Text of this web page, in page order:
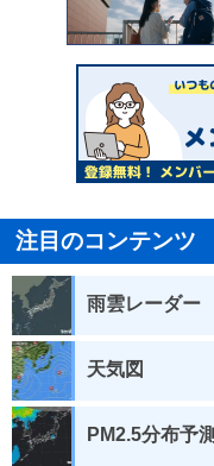
注目のコンテンツ
雨雲レーダー
天気図
PM2.5分布予測